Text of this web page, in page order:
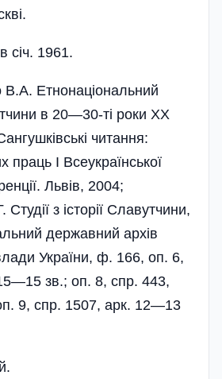
січ. 1961.
В.А. Етнонаціональний
в 20—30-ті роки ХХ
читання:
праць I Всеукраїнської
Львів, 2004;
з історії Славутчини,
державний архів
України, ф. 166, оп. 6,
зв.; оп. 8, спр. 443,
9, спр. 1507, арк. 12—13